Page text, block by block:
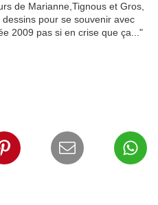
de Marianne,Tignous et Gros,
pour se souvenir avec
2009 pas si en crise que ça..."